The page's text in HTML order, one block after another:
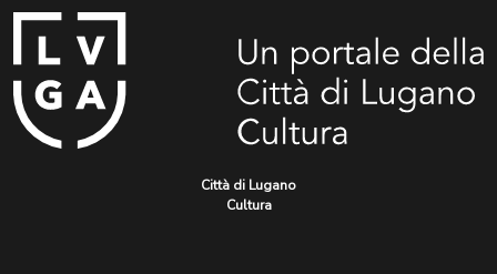
Città di Lugano
Cultura